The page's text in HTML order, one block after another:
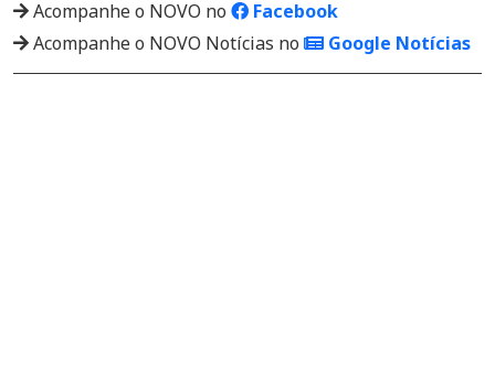
Acompanhe o NOVO no
Facebook
Acompanhe o NOVO Notícias no
Google Notícias